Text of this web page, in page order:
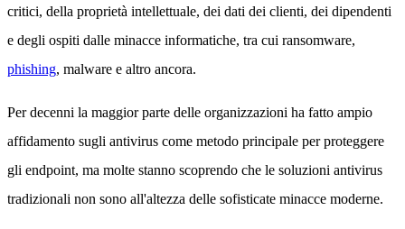
critici, della proprietà intellettuale, dei dati dei clienti, dei dipendenti
e degli ospiti dalle minacce informatiche, tra cui ransomware,
phishing, malware e altro ancora.
Per decenni la maggior parte delle organizzazioni ha fatto ampio
affidamento sugli antivirus come metodo principale per proteggere
gli endpoint, ma molte stanno scoprendo che le soluzioni antivirus
tradizionali non sono all'altezza delle sofisticate minacce moderne.